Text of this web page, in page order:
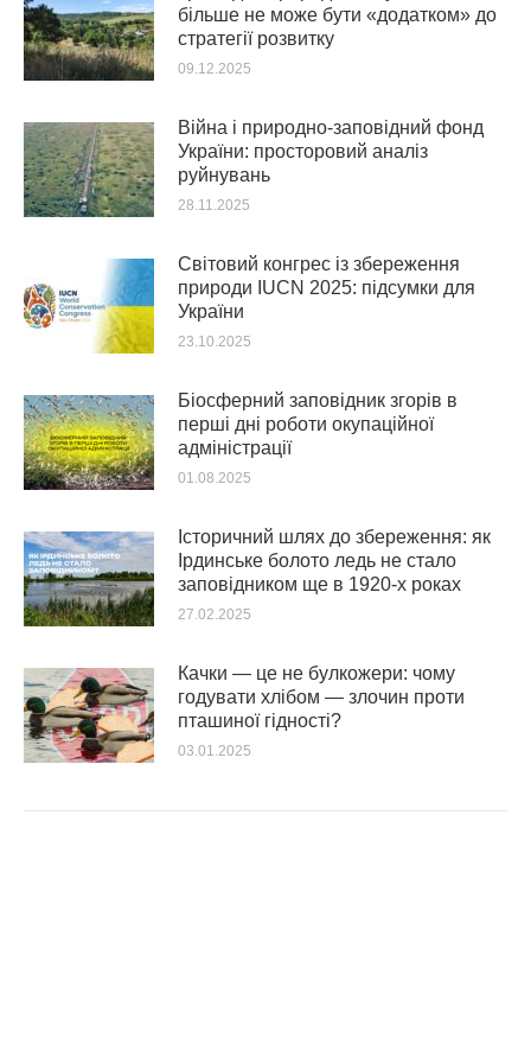
більше не може бути «додатком» до
стратегії розвитку
09.12.2025
Війна і природно-заповідний фонд
України: просторовий аналіз
руйнувань
28.11.2025
Світовий конгрес із збереження
природи IUCN 2025: підсумки для
України
23.10.2025
Біосферний заповідник згорів в
перші дні роботи окупаційної
адміністрації
01.08.2025
Історичний шлях до збереження: як
Ірдинське болото ледь не стало
заповідником ще в 1920-х роках
27.02.2025
Качки — це не булкожери: чому
годувати хлібом — злочин проти
пташиної гідності?
03.01.2025